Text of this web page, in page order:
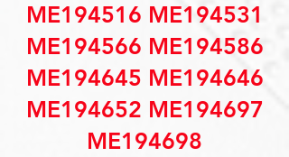
ME194516 ME194531
ME194566 ME194586
ME194645 ME194646
ME194652 ME194697
ME194698